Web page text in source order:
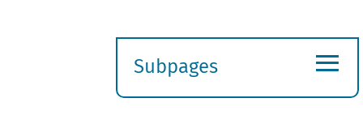
Subpages
≡